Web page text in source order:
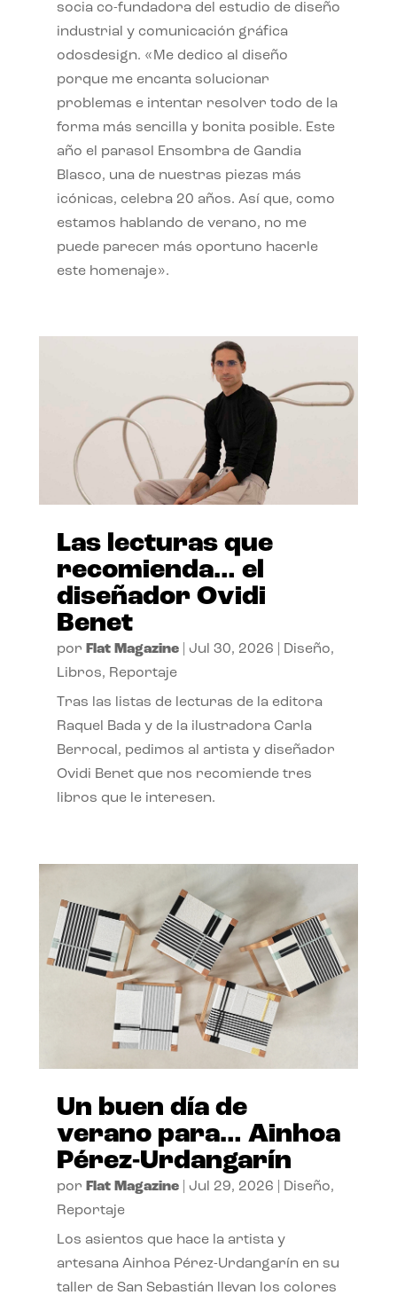
socia co-fundadora del estudio de diseño
industrial y comunicación gráfica
odosdesign. «Me dedico al diseño
porque me encanta solucionar
problemas e intentar resolver todo de la
forma más sencilla y bonita posible. Este
año el parasol Ensombra de Gandia
Blasco, una de nuestras piezas más
icónicas, celebra 20 años. Así que, como
estamos hablando de verano, no me
puede parecer más oportuno hacerle
este homenaje».
Las lecturas que
recomienda… el
diseñador Ovidi
Benet
por Flat Magazine| Jul 30, 2026 Diseño,
Libros, Reportaje
Tras las listas de lecturas de la editora
Raquel Bada y de la ilustradora Carla
Berrocal, pedimos al artista y diseñador
Ovidi Benet que nos recomiende tres
libros que le interesen.
Un buen día de
verano para… Ainhoa
Pérez-Urdangarín
por Flat Magazine| Jul 29, 2026 Diseño,
Reportaje
Los asientos que hace la artista y
artesana Ainhoa Pérez-Urdangarín en su
taller de San Sebastián llevan los colores